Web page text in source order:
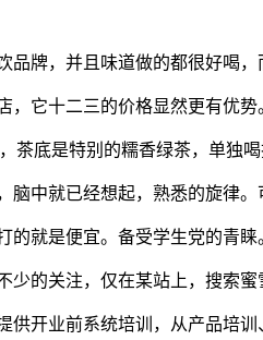
牌，并且味道做的都很好喝，
，它十二三的价格显然更有优势
茶底是特别的糯香绿茶，单独
脑中就已经想起，熟悉的旋律
就是便宜。备受学生党的青睐
少的关注，仅在某站上，搜索
供开业前系统培训，从产品培